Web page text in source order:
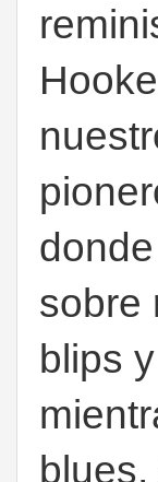
sobre
blips